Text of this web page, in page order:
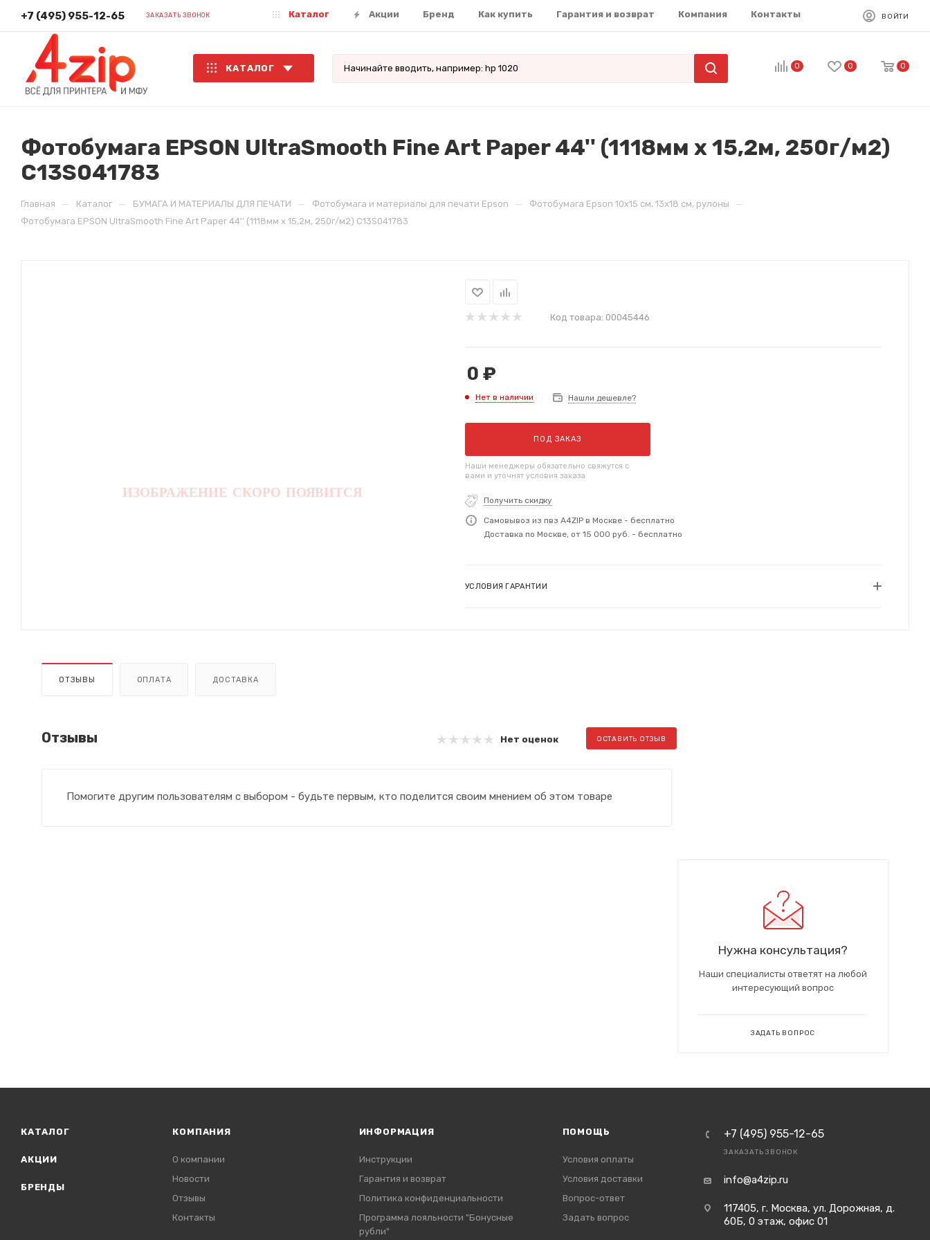
+7 (495) 955-12-65 ЗАКАЗАТЬ ЗВОНОК Каталог Акции Бренд Как купить Гарантия и возврат Компания Контакты ВОЙТИ
КАТАЛОГ 0 0 0
Фотобумага EPSON UltraSmooth Fine Art Paper 44'' (1118мм х 15,2м, 250г/м2)
C13S041783
Главная — Каталог — БУМАГА И МАТЕРИАЛЫ ДЛЯ ПЕЧАТИ — Фотобумага и материалы для печати Epson — Фотобумага Epson 10x15 см, 13x18 см, рулоны —
Фотобумага EPSON UltraSmooth Fine Art Paper 44'' (1118мм х 15,2м, 250г/м2) C13S041783
Код товара: 00045446
0 ₽
Нет в наличии Нашли дешевле?
ПОД ЗАКАЗ
Наши менеджеры обязательно свяжутся с
вами и уточнят условия заказа
Получить скидку
Самовывоз из пвз A4ZIP в Москве - бесплатно
Доставка по Москве, от 15 000 руб. - бесплатно
УСЛОВИЯ ГАРАНТИИ
ОТЗЫВЫ ОПЛАТА ДОСТАВКА
Отзывы Нет оценок ОСТАВИТЬ ОТЗЫВ
Помогите другим пользователям с выбором - будьте первым, кто поделится своим мнением об этом товаре
Нужна консультация?
Наши специалисты ответят на любой
интересующий вопрос
ЗАДАТЬ ВОПРОС
КАТАЛОГ
АКЦИИ
БРЕНДЫ
КОМПАНИЯ
О компании
Новости
Отзывы
Контакты
ИНФОРМАЦИЯ
Инструкции
Гарантия и возврат
Политика конфиденциальности
Программа лояльности "Бонусные
рубли"
ПОМОЩЬ
Условия оплаты
Условия доставки
Вопрос-ответ
Задать вопрос
+7 (495) 955-12-65
ЗАКАЗАТЬ ЗВОНОК
info@a4zip.ru
117405, г. Москва, ул. Дорожная, д.
60Б, 0 этаж, офис 01